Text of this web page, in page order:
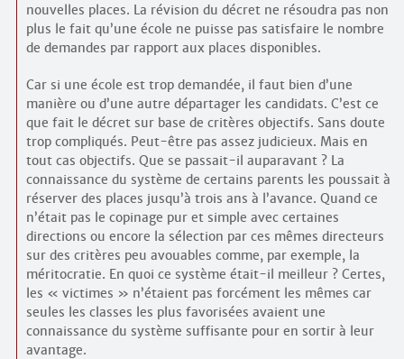
nouvelles places. La révision du décret ne résoudra pas non
plus le fait qu’une école ne puisse pas satisfaire le nombre
de demandes par rapport aux places disponibles.
Car si une école est trop demandée, il faut bien d’une
manière ou d’une autre départager les candidats. C’est ce
que fait le décret sur base de critères objectifs. Sans doute
trop compliqués. Peut-être pas assez judicieux. Mais en
tout cas objectifs. Que se passait-il auparavant ? La
connaissance du système de certains parents les poussait à
réserver des places jusqu’à trois ans à l’avance. Quand ce
n’était pas le copinage pur et simple avec certaines
directions ou encore la sélection par ces mêmes directeurs
sur des critères peu avouables comme, par exemple, la
méritocratie. En quoi ce système était-il meilleur ? Certes,
les « victimes » n’étaient pas forcément les mêmes car
seules les classes les plus favorisées avaient une
connaissance du système suffisante pour en sortir à leur
avantage.